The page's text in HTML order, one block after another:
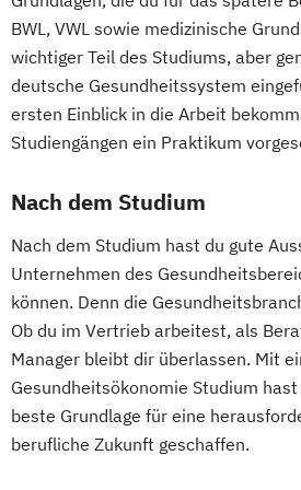
BWL, VWL sowie medizinische
wichtiger Teil des Studiums, aber
deutsche Gesundheitssystem
ersten Einblick in die Arbeit
Studiengängen ein Praktikum
Nach dem Studium
Nach dem Studium hast du gute
Unternehmen des
können. Denn die
Ob du im Vertrieb arbeitest, als
Manager bleibt dir überlassen. Mit
Gesundheitsökonomie Studium
beste Grundlage für eine
berufliche Zukunft geschaffen.